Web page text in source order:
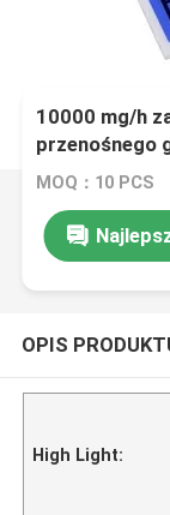
10000 mg/h
przenośnego
MOQ：10 PCS
OPIS
High Light: